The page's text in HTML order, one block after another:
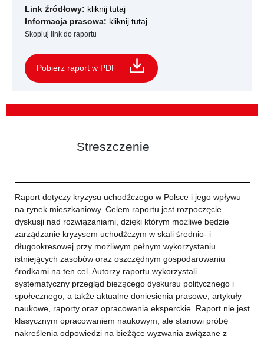
Link źródłowy: kliknij tutaj
Informacja prasowa: kliknij tutaj
Skopiuj link do raportu
Pobierz raport w PDF
Streszczenie
Raport dotyczy kryzysu uchodźczego w Polsce i jego wpływu
na rynek mieszkaniowy. Celem raportu jest rozpoczęcie
dyskusji nad rozwiązaniami, dzięki którym możliwe będzie
zarządzanie kryzysem uchodźczym w skali średnio- i
długookresowej przy możliwym pełnym wykorzystaniu
istniejących zasobów oraz oszczędnym gospodarowaniu
środkami na ten cel. Autorzy raportu wykorzystali
systematyczny przegląd bieżącego dyskursu politycznego i
społecznego, a także aktualne doniesienia prasowe, artykuły
naukowe, raporty oraz opracowania eksperckie. Raport nie jest
klasycznym opracowaniem naukowym, ale stanowi próbę
nakreślenia odpowiedzi na bieżące wyzwania związane z